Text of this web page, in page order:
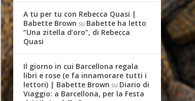
A tu per tu con Rebecca Quasi |
Babette Brown su Babette ha letto
“Una zitella d’oro”, di Rebecca
Quasi
Il giorno in cui Barcellona regala
libri e rose (e fa innamorare tutti i
lettori) | Babette Brown su Diario di
Viaggio: a Barcellona, per la Festa